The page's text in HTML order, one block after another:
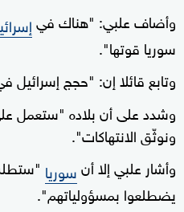
وأضاف علبي: "هناك في
سوريا قوتها".
وتابع قائلا إن: "حجج إسرائيل
وشدد على أن بلاده "ستعمل
ونوثّق الانتهاكات".
وأشار علبي إلا أنسوريا
يضطلعوا بمسؤولياتهم".